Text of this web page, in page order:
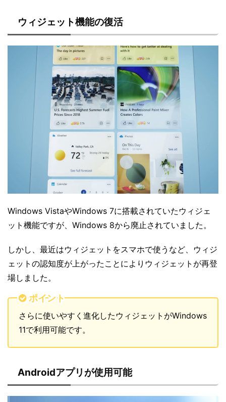
ウィジェット機能の復活
Windows VistaやWindows 7に搭載されていたウィジェ
ット機能ですが、Windows 8から廃止されていました。
しかし、最近はウィジェットをスマホで使うなど、ウィジ
ェットの認知度が上がったことによりウィジェットが再登
場しました。
ポイント
さらに使いやすく進化したウィジェットがWindows
11で利用可能です。
Androidアプリが使用可能